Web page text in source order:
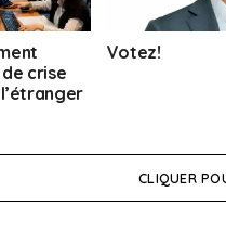
crise
Votez!
CLIQUER